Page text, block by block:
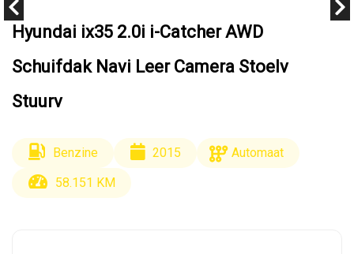
Hyundai ix35 2.0i i-Catcher AWD
Schuifdak Navi Leer Camera Stoelv
Stuurv
Benzine 2015
Automaat
58.151 KM